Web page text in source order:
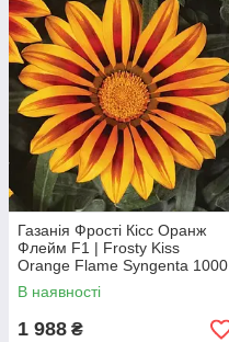
Газанія Фрості Кісс Оранж
Флейм F1 | Frosty Kiss
Orange Flame Syngenta 1000
н
В наявності
1 988 ₴